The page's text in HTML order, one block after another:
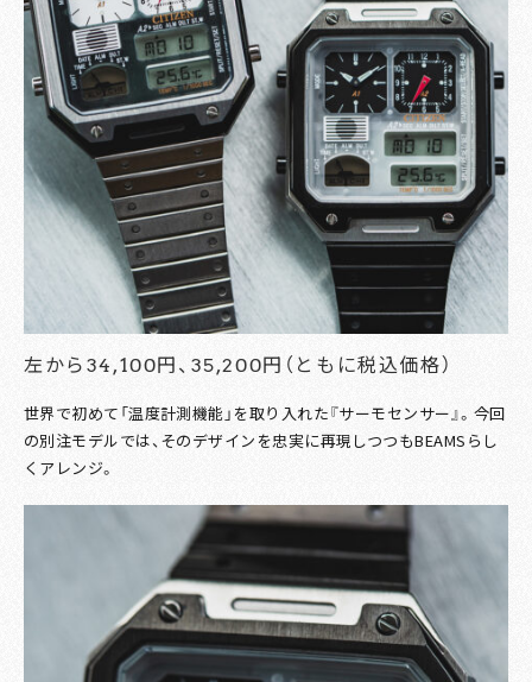
左から34,100円、35,200円（ともに税込価格）
世界で初めて「温度計測機能」を取り入れた『サーモセンサー』。今回
の別注モデルでは、そのデザインを忠実に再現しつつもBEAMSらし
くアレンジ。